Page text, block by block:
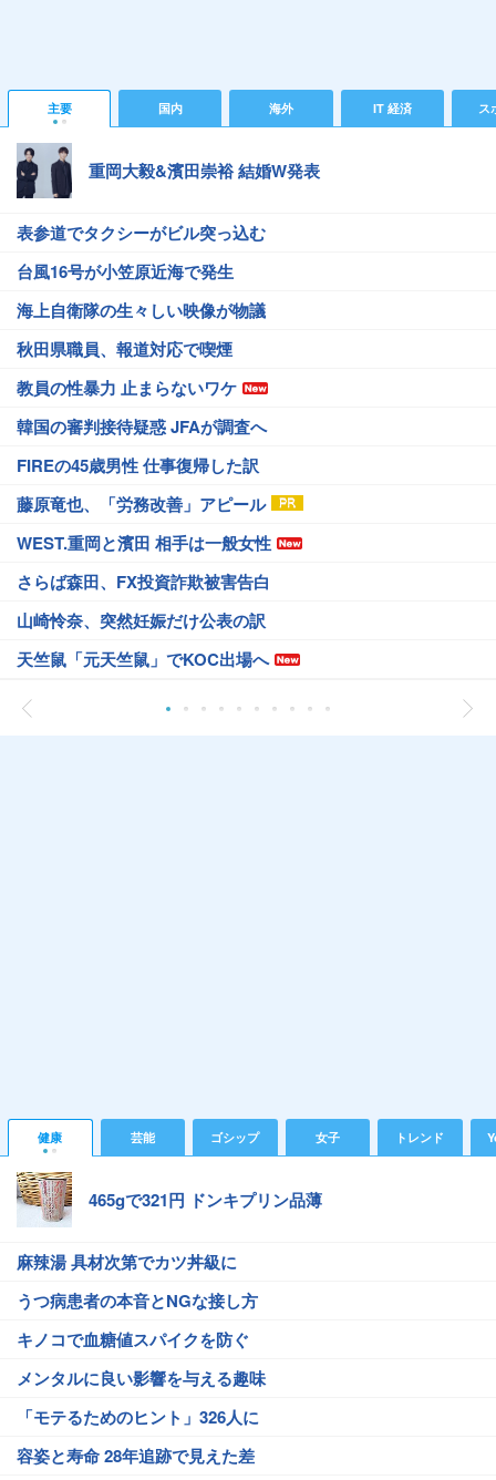
主要 国内 海外 IT 経済 ス
重岡大毅&濱田崇裕 結婚W発表
表参道でタクシーがビル突っ込む
台風16号が小笠原近海で発生
海上自衛隊の生々しい映像が物議
秋田県職員、報道対応で喫煙
教員の性暴力 止まらないワケ
韓国の審判接待疑惑 JFAが調査へ
FIREの45歳男性 仕事復帰した訳
藤原竜也、「労務改善」アピール
WEST.重岡と濱田 相手は一般女性
さらば森田、FX投資詐欺被害告白
山崎怜奈、突然妊娠だけ公表の訳
天竺鼠「元天竺鼠」でKOC出場へ
健康 芸能 ゴシップ 女子 トレンド
465gで321円 ドンキプリン品薄
麻辣湯 具材次第でカツ丼級に
うつ病患者の本音とNGな接し方
キノコで血糖値スパイクを防ぐ
メンタルに良い影響を与える趣味
「モテるためのヒント」326人に
容姿と寿命 28年追跡で見えた差